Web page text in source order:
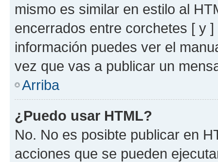
mismo es similar en estilo al
encerrados entre corchetes [ y
información puedes ver el
vez que vas a publicar un
Arriba
¿Puedo usar HTML?
No. No es posibte publicar en
acciones que se pueden